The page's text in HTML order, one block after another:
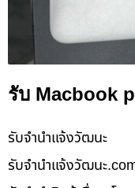
รับ Macbook
รับจํานําแจ้งวัฒนะ
รับจํานําแจ้งวัฒนะ